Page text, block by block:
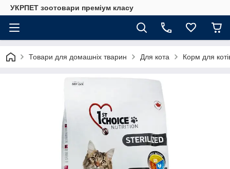
УКРПЕТ зоотовари преміум класу
Товари для домашніх тварин Для кота Корм для